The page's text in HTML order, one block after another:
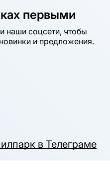
первыми
наши соцсети, чтобы
и предложения.
в Телеграме